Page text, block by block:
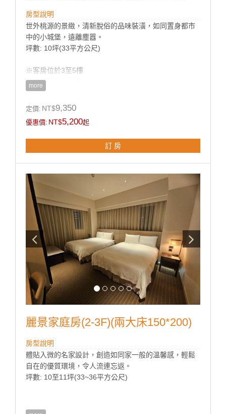
房型說明
世外桃源的景緻，清新脫俗的品味裝潢，如同置身都市
中的小城堡，遠離塵囂。
坪數: 10坪(33平方公尺)
※客房位於3至5樓
※乾濕分離淋浴間
房型設施介紹
客房設施:
機、快煮壺、室內拖鞋、瓶裝水、無線WiFi、燙衣設備
more
定價: NT$9,350
優惠價: NT$5,200起
訂 房
​麗景家庭房(2-3F)(兩大床150*200)
房型說明
體貼入微的名家設計，創造如同家一般的溫馨感，輕鬆
自在的優質環境，令人流連忘返。
坪數: 10至11坪(33~36平方公尺)